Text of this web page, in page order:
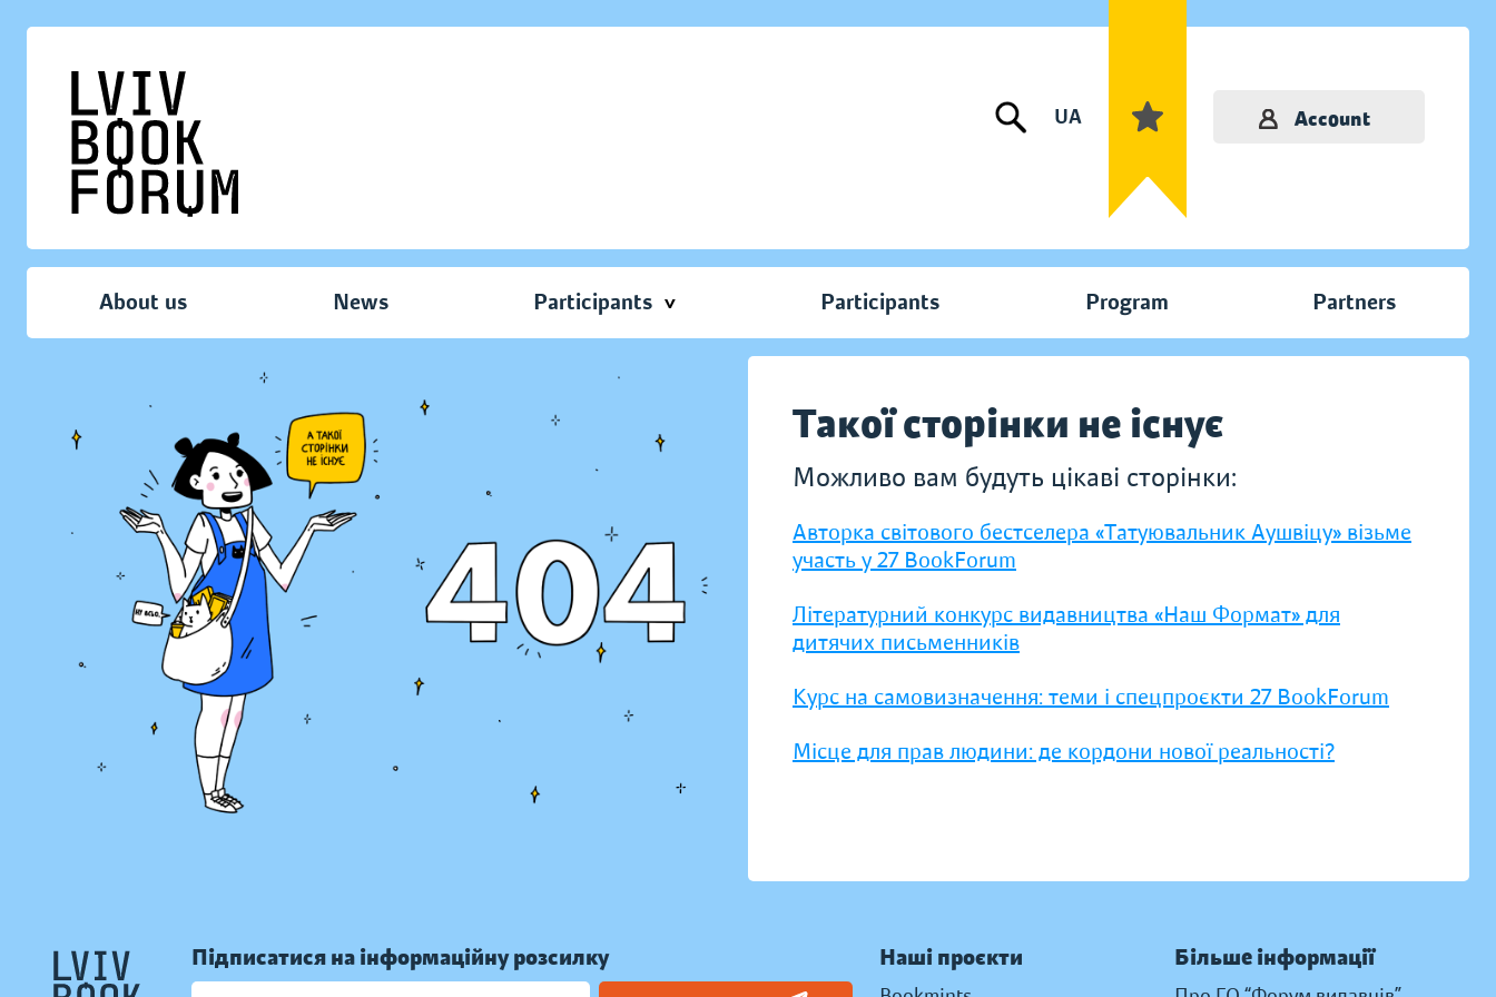
UA Account
About us News Participants Participants Program Partners
Такої сторінки не існує
Можливо вам будуть цікаві сторінки:
Авторка світового бестселера «Татуювальник Аушвіцу» візьме
участь у 27 BookForum
Літературний конкурс видавництва «Наш Формат» для
дитячих письменників
Курс на самовизначення: теми і спецпроєкти 27 BookForum
Місце для прав людини: де кордони нової реальності?
Підписатися на інформаційну розсилку Наші проєкти Більше інформації